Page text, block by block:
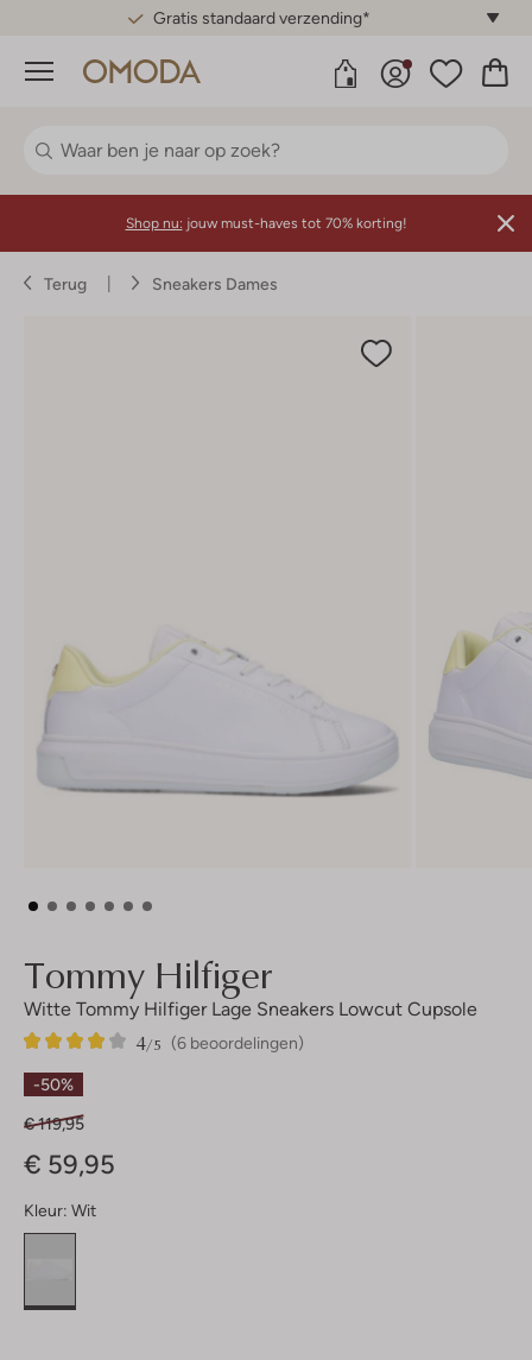
Gratis standaard verzending*
Menu
Shop nu: jouw must-haves tot 70% korting!
Terug Sneakers Dames
Tommy Hilfiger
Witte Tommy Hilfiger Lage Sneakers Lowcut Cupsole
(6 beoordelingen)
4/5
6
4
Sterren
-50%
€ 119,95
€ 59,95
Kleur: Wit